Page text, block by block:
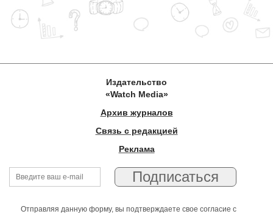
Издательство
«Watch Media»
Архив журналов
Связь с редакцией
Реклама
Отправляя данную форму, вы подтверждаете свое согласие с